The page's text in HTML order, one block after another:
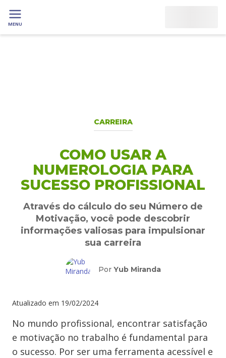
MENU
CARREIRA
COMO USAR A
NUMEROLOGIA PARA
SUCESSO PROFISSIONAL
Através do cálculo do seu Número de
Motivação, você pode descobrir
informações valiosas para impulsionar
sua carreira
Por Yub Miranda
Atualizado em 19/02/2024
No mundo profissional, encontrar satisfação
e motivação no trabalho é fundamental para
o sucesso. Por ser uma ferramenta acessível e